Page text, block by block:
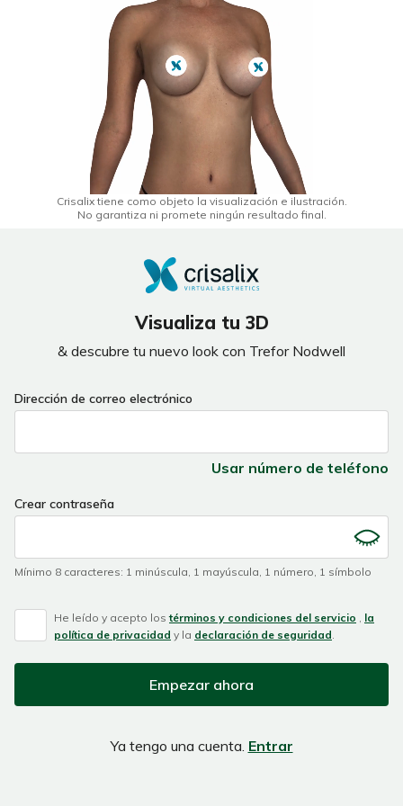
Crisalix tiene como objeto la visualización e ilustración.
No garantiza ni promete ningún resultado final.
Visualiza tu 3D
& descubre tu nuevo look con Trefor Nodwell
If
a
ignore
this
Dirección de correo electrónico
Usar número de teléfono
Crear contraseña
Mínimo 8 caracteres: 1 minúscula, 1 mayúscula, 1 número, 1 símbolo
He leído y acepto lostérminos y condiciones del servicio , la
política de privacidad y la declaración de seguridad.
Empezar ahora
Ya tengo una cuenta. Entrar